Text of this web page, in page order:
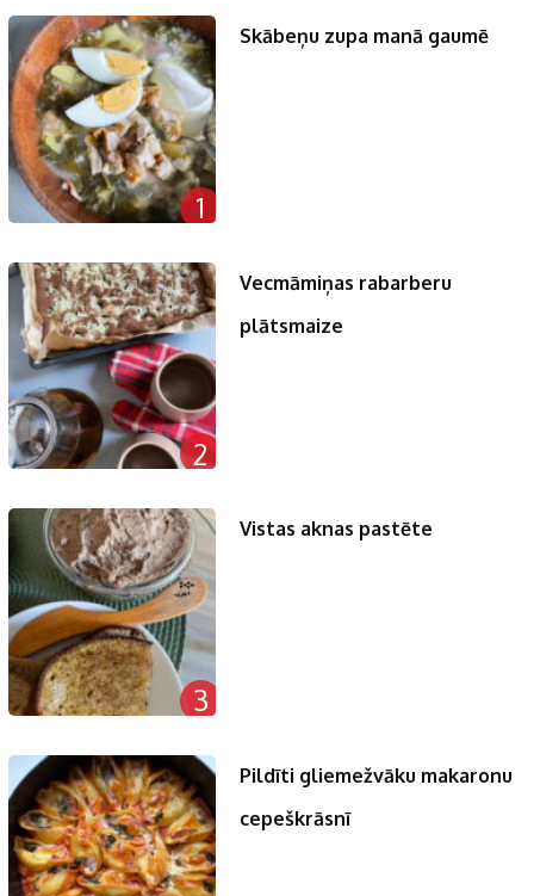
1
Skābeņu zupa manā gaumē
2
Vecmāmiņas rabarberu
plātsmaize
3
Vistas aknas pastēte
Pildīti gliemežvāku makaronu
cepeškrāsnī